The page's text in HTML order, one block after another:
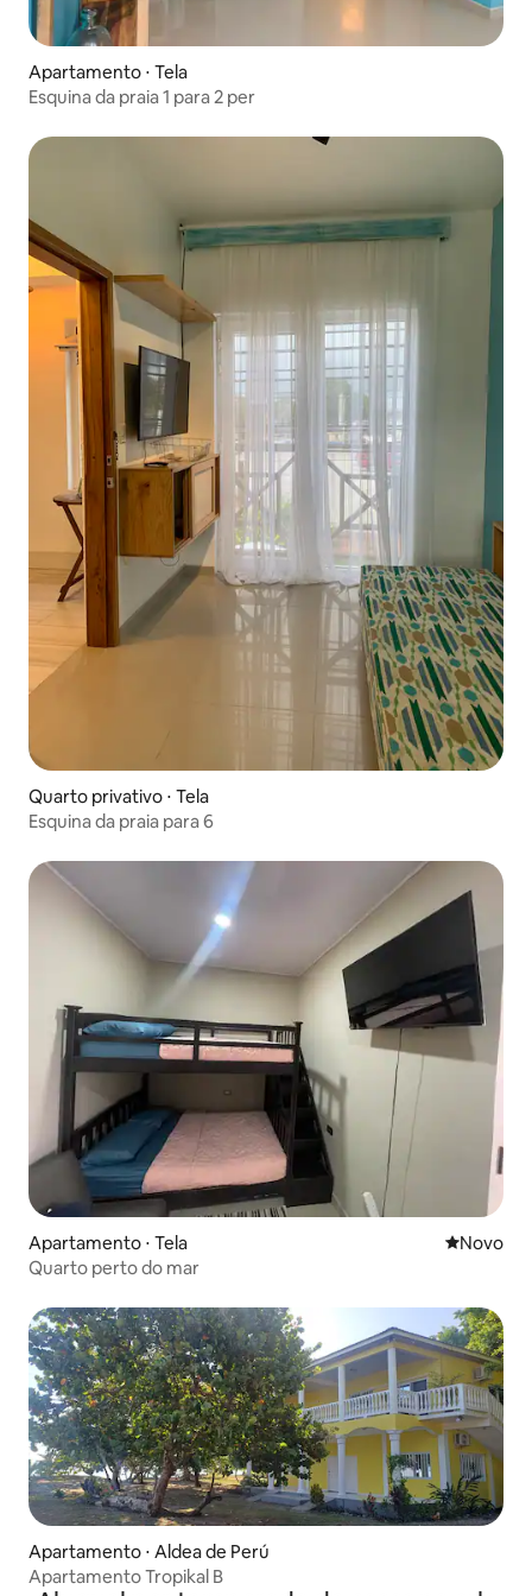
Apartamento ⋅ Tela
Esquina da praia 1 para 2 per
Quarto privativo ⋅ Tela
Esquina da praia para 6
Apartamento ⋅ Tela Novo
Novo
Quarto perto do mar
Apartamento ⋅ Aldea de Perú
Apartamento Tropikal B